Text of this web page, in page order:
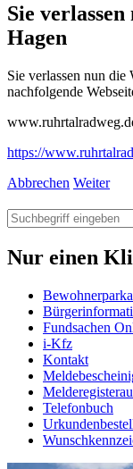
Sie
Hagen
Sie verlassen nun die
nachfolgende
https://
Abbrechen Weiter
Nur einen
Fundsachen
i-Kfz
Kontakt
Telefonbuch